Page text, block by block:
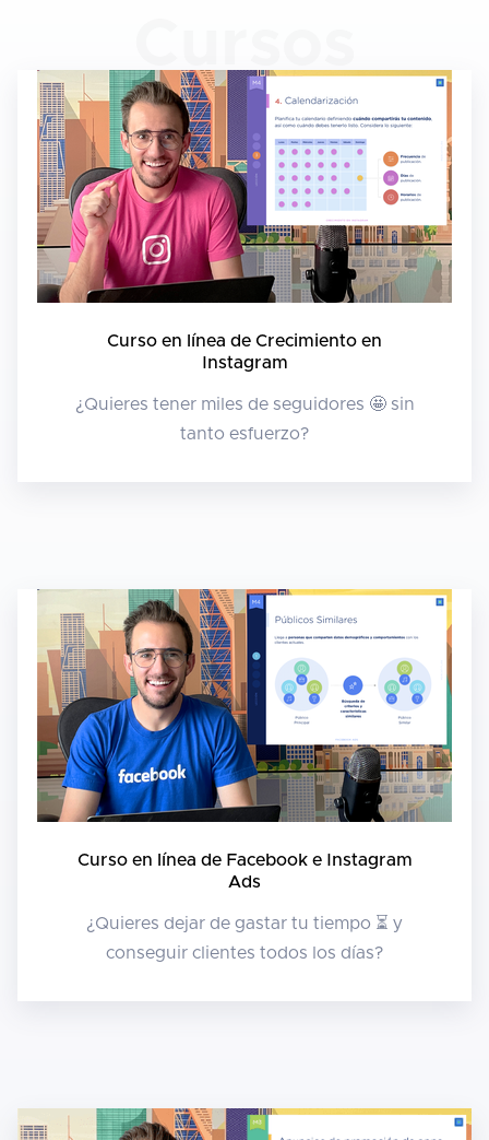
Curso en línea de Crecimiento en
Instagram
¿Quieres tener miles de seguidores 🤩 sin
tanto esfuerzo?
Curso en línea de Facebook e Instagram
Ads
¿Quieres dejar de gastar tu tiempo ⏳ y
conseguir clientes todos los días?